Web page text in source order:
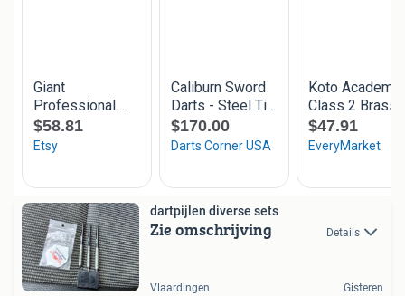
dartpijlen diverse sets
Zie omschrijving Details
Vlaardingen Gisteren